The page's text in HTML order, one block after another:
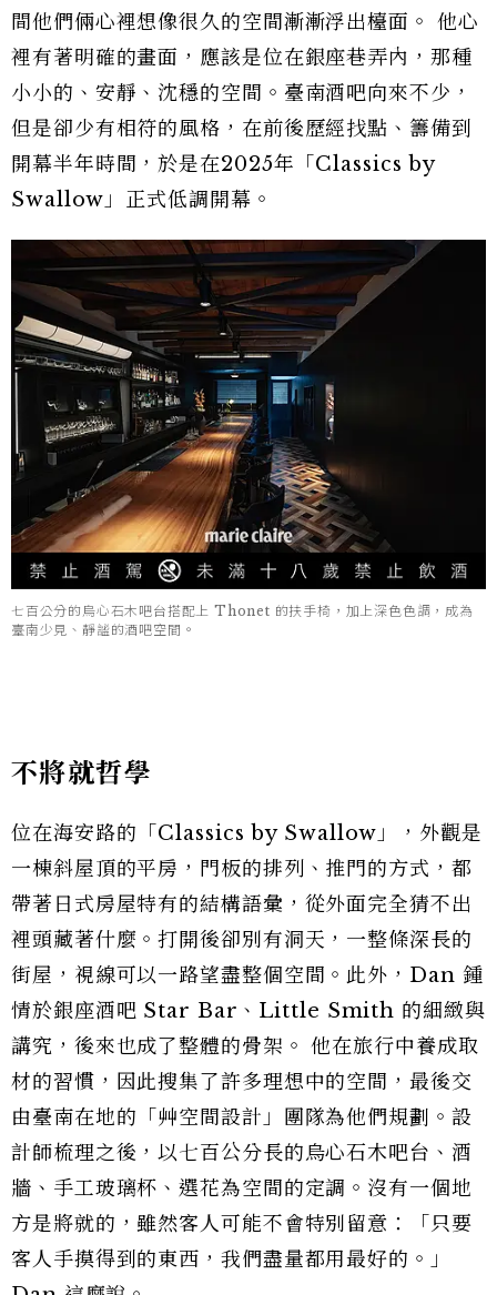
間他們倆心裡想像很久的空間漸漸浮出檯面。 他心
裡有著明確的畫面，應該是位在銀座巷弄內，那種
小小的、安靜、沈穩的空間。臺南酒吧向來不少，
但是卻少有相符的風格，在前後歷經找點、籌備到
開幕半年時間，於是在2025年「Classics by
Swallow」正式低調開幕。
七百公分的烏心石木吧台搭配上 Thonet 的扶手椅，加上深色色調，成為
臺南少見、靜謐的酒吧空間。
不將就哲學
位在海安路的「Classics by Swallow」，外觀是
一棟斜屋頂的平房，門板的排列、推門的方式，都
帶著日式房屋特有的結構語彙，從外面完全猜不出
裡頭藏著什麼。打開後卻別有洞天，一整條深長的
街屋，視線可以一路望盡整個空間。此外，Dan 鍾
情於銀座酒吧 Star Bar、Little Smith 的細緻與
講究，後來也成了整體的骨架。 他在旅行中養成取
材的習慣，因此搜集了許多理想中的空間，最後交
由臺南在地的「艸空間設計」團隊為他們規劃。設
計師梳理之後，以七百公分長的烏心石木吧台、酒
牆、手工玻璃杯、選花為空間的定調。沒有一個地
方是將就的，雖然客人可能不會特別留意：「只要
客人手摸得到的東西，我們盡量都用最好的。」